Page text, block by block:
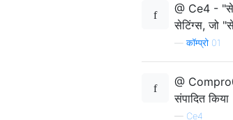
@ Ce4 -
सेटिंग्स, जो
—कॉम्प्रो 01
@
संपादित किया
— Ce4